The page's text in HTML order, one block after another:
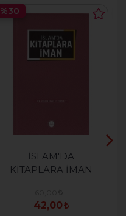
İSLAM'DA
KİTAPLARA İMAN
42,00
%30